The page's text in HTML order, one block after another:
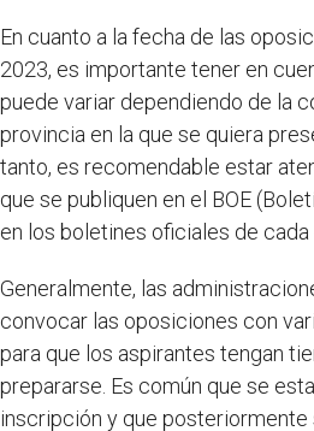
En cuanto a la fecha de las
2023, es importante tener en
puede variar dependiendo de la
provincia en la que se quiera
tanto, es recomendable estar
que se publiquen en el BOE
en los boletines oficiales de cada
Generalmente, las
convocar las oposiciones con
para que los aspirantes tengan
prepararse. Es común que se
inscripción y que posteriormente